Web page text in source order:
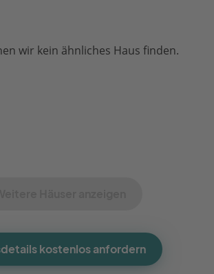
wir kein ähnliches Haus finden.
kostenlos anfordern